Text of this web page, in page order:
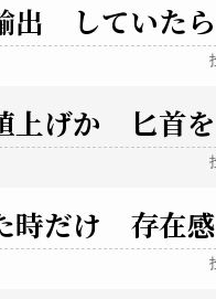
出 していた
上げか 匕首を
時だけ 存在感